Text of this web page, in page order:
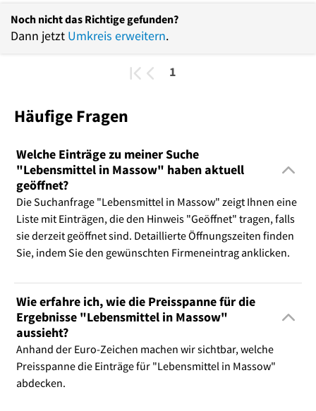
Noch nicht das Richtige gefunden?
Dann jetzt Umkreis erweitern.
1
Häufige Fragen
Welche Einträge zu meiner Suche
"Lebensmittel in Massow" haben aktuell
geöffnet?
Die Suchanfrage "Lebensmittel in Massow" zeigt Ihnen eine
Liste mit Einträgen, die den Hinweis "Geöffnet" tragen, falls
sie derzeit geöffnet sind. Detaillierte Öffnungszeiten finden
Sie, indem Sie den gewünschten Firmeneintrag anklicken.
Wie erfahre ich, wie die Preisspanne für die
Ergebnisse "Lebensmittel in Massow"
aussieht?
Anhand der Euro-Zeichen machen wir sichtbar, welche
Preisspanne die Einträge für "Lebensmittel in Massow"
abdecken.